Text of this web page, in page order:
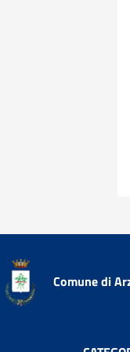
Comune di